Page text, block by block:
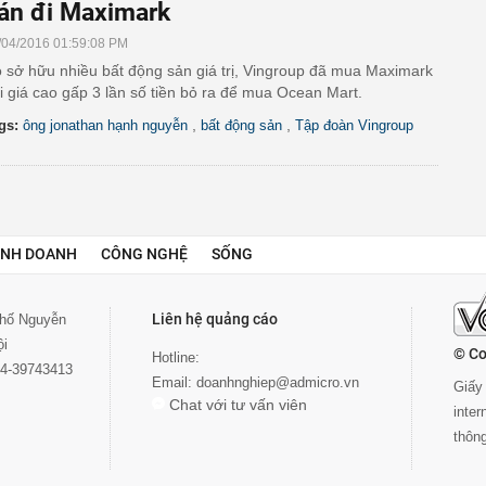
đi Maximark
2016 01:59:08 PM
sở hữu nhiều bất động sản giá trị, Vingroup đã mua Maximark
giá cao gấp 3 lần số tiền bỏ ra để mua Ocean Mart.
ông jonathan hạnh nguyễn bất động sản Tập đoàn Vingroup
DOANH CÔNG NGHỆ SỐNG
Nguyễn
39743413
Liên hệ quảng cáo
Hotline:
Email: doanhnghiep@admicro.vn
Chat với tư vấn viên
©
Giấy